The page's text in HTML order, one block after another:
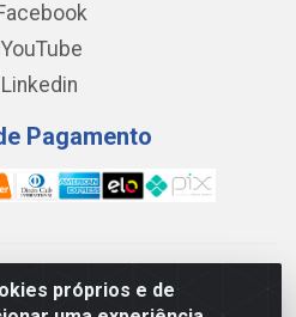
próprios e de
YouTube
Linkedin
Pagamento
E LOGÍSTICA DE MATERIAL
- AV. DA INTEGRAÇÃO, 790 -